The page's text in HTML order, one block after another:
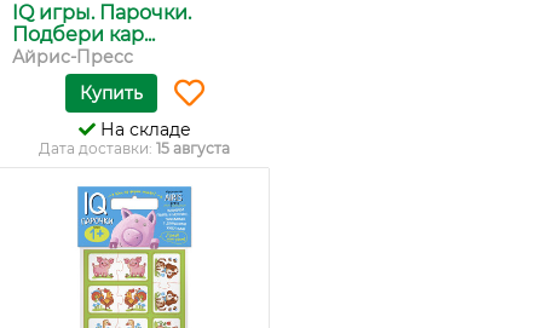
IQ игры. Парочки.
Подбери кар...
Айрис-Пресс
Купить
На складе
Дата доставки: 15 августа